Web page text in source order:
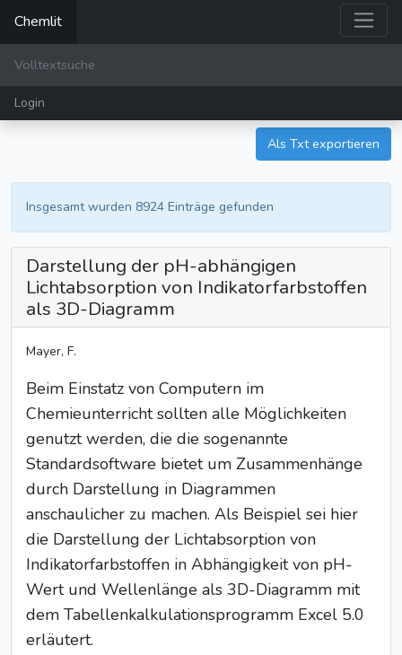
Chemlit
Login
Als Txt exportieren
Insgesamt wurden 8924 Einträge gefunden
Darstellung der pH-abhängigen
Lichtabsorption von Indikatorfarbstoffen
als 3D-Diagramm
Mayer, F.
Beim Einstatz von Computern im
Chemieunterricht sollten alle Möglichkeiten
genutzt werden, die die sogenannte
Standardsoftware bietet um Zusammenhänge
durch Darstellung in Diagrammen
anschaulicher zu machen. Als Beispiel sei hier
die Darstellung der Lichtabsorption von
Indikatorfarbstoffen in Abhängigkeit von pH-
Wert und Wellenlänge als 3D-Diagramm mit
dem Tabellenkalkulationsprogramm Excel 5.0
erläutert.